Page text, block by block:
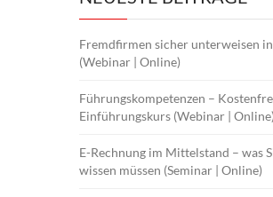
Fremdfirmen sicher unterweisen
(Webinar | Online)
Führungskompetenzen –
Einführungskurs (Webinar | Online)
E-Rechnung im Mittelstand – was
wissen müssen (Seminar | Online)